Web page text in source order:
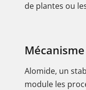
de plantes ou
Alomide, un
module les